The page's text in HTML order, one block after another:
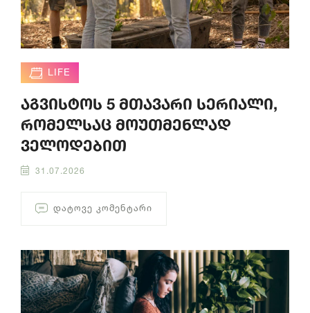
LIFE
აგვისტოს 5 მთავარი სერიალი,
რომელსაც მოუთმენლად
ველოდებით
31.07.2026
ᲓᲐᲢᲝᲕᲔ ᲙᲝᲛᲔᲜᲢᲐᲠᲘ